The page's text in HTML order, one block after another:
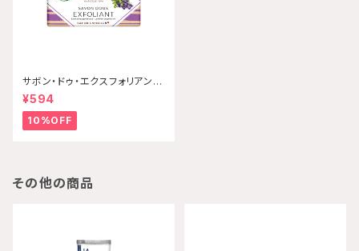
サボン・ドゥ・エクスフォリアン
ト・ビオ ラベンダー 100g Mai
tre Augustin 【配送グループ
Q】
¥594
10%OFF
その他の商品